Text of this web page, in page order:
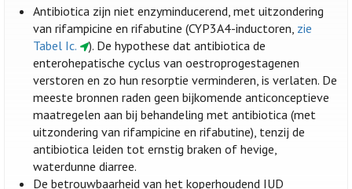
Antibiotica zijn niet enzyminducerend, met uitzondering
van rifampicine en rifabutine (CYP3A4-inductoren, zie
Tabel Ic.
). De hypothese dat antibiotica de
enterohepatische cyclus van oestroprogestagenen
verstoren en zo hun resorptie verminderen, is verlaten. De
meeste bronnen raden geen bijkomende anticonceptieve
maatregelen aan bij behandeling met antibiotica (met
uitzondering van rifampicine en rifabutine), tenzij de
antibiotica leiden tot ernstig braken of hevige,
waterdunne diarree.
De betrouwbaarheid van het koperhoudend IUD